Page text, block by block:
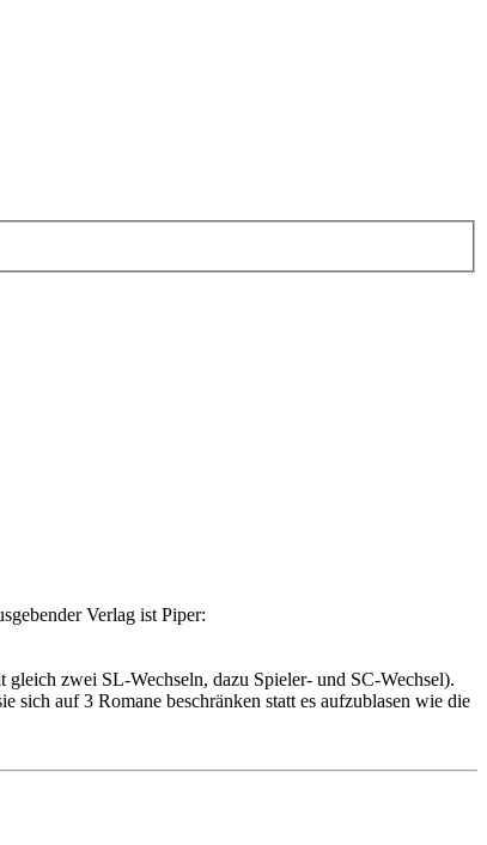
Verlag ist Piper:
zwei SL-Wechseln, dazu Spieler- und SC-Wechsel).
auf 3 Romane beschränken statt es aufzublasen wie die